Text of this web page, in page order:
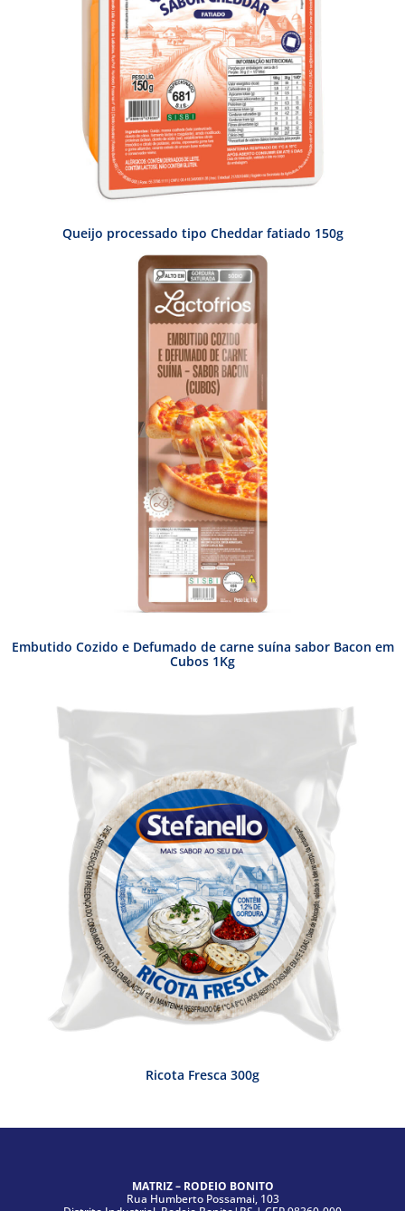
Queijo processado tipo Cheddar fatiado 150g
Embutido Cozido e Defumado de carne suína sabor Bacon em
Cubos 1Kg
Ricota Fresca 300g
MATRIZ – RODEIO BONITO
Rua Humberto Possamai, 103